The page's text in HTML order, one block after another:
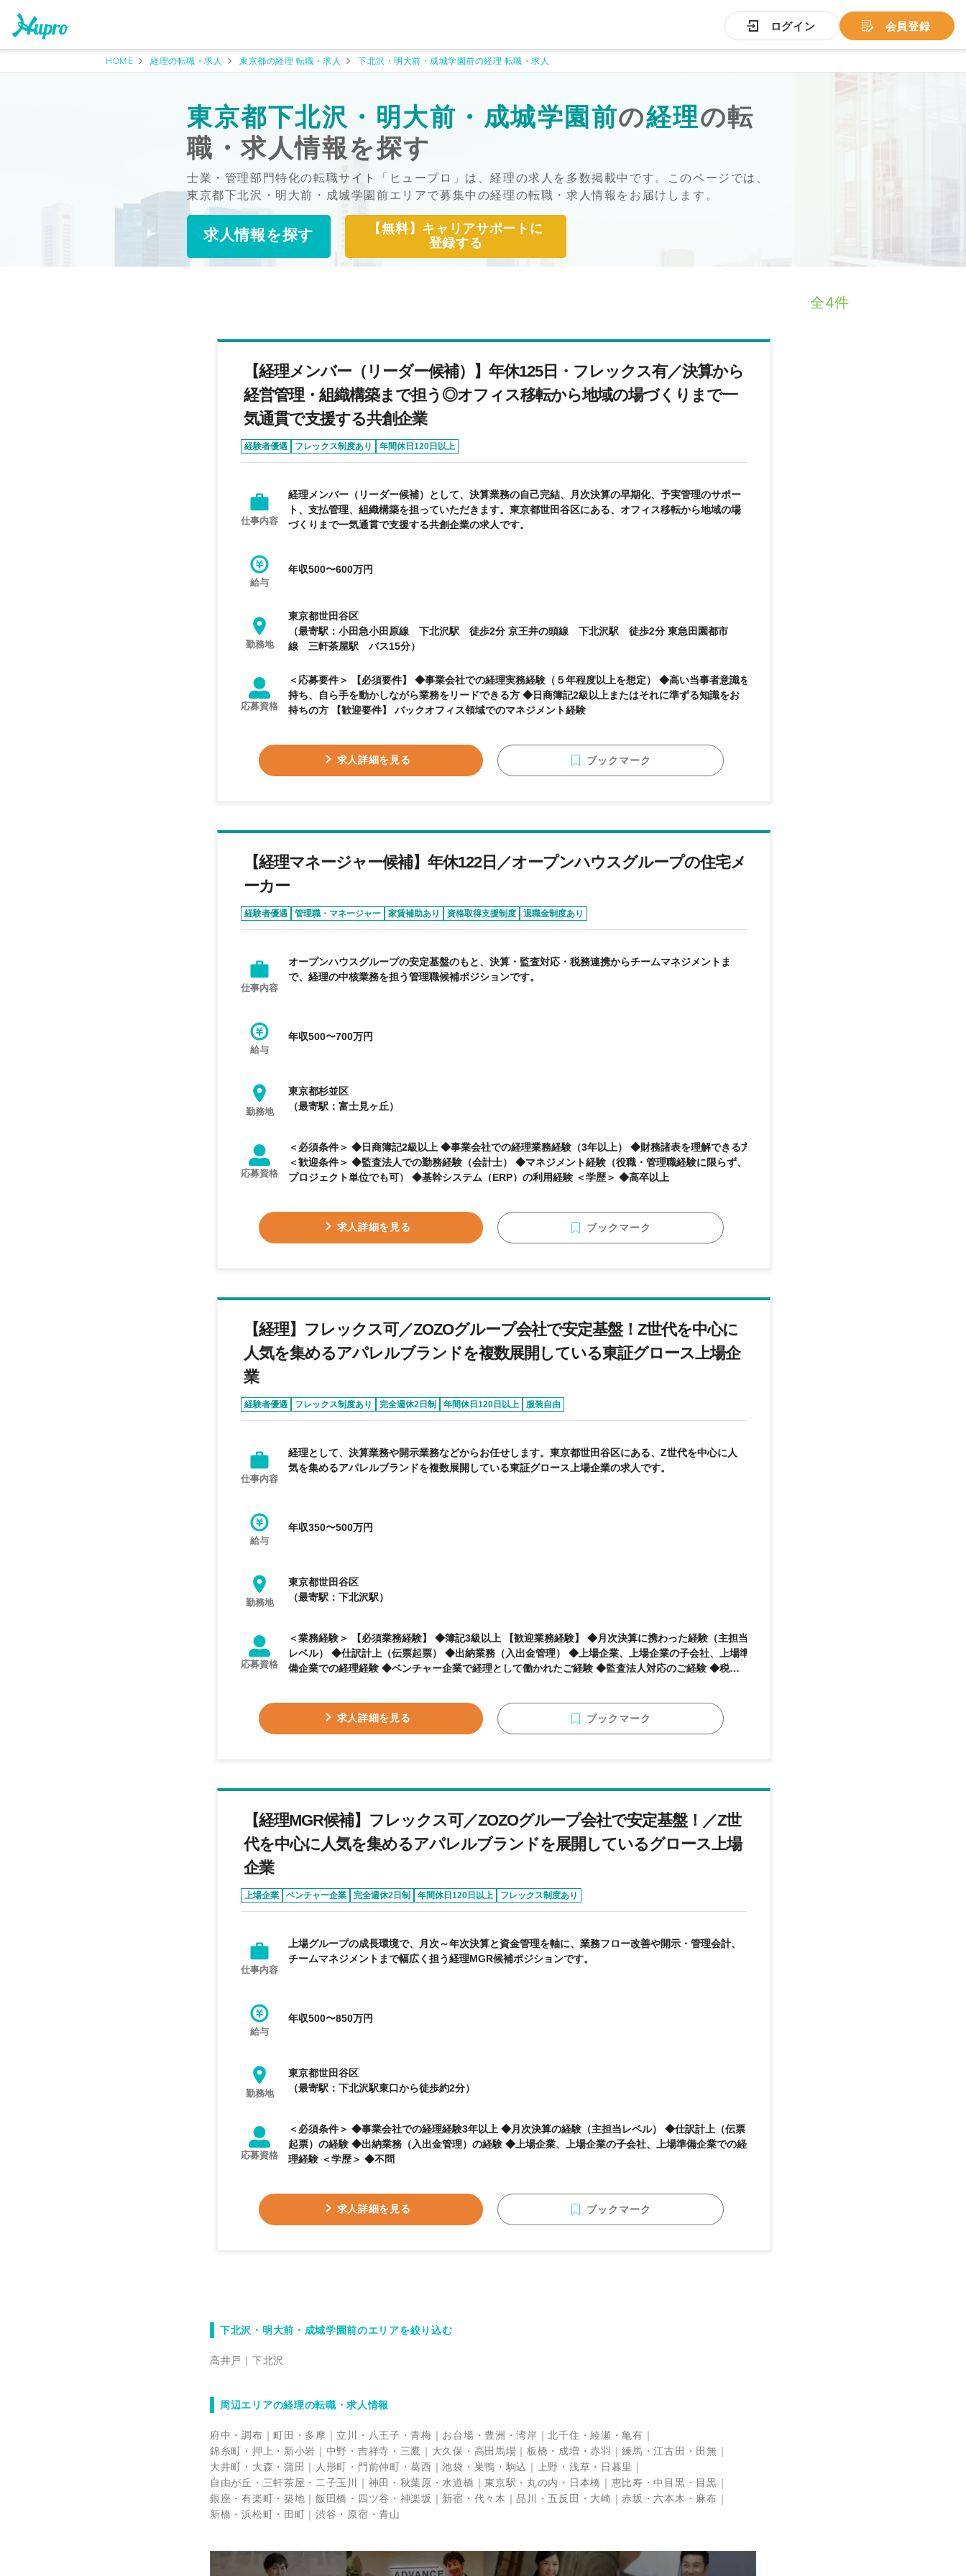
ログイン 会員登録
HOME 経理の転職・求人 東京都の経理 転職・求人 下北沢・明大前・成城学園前の経理 転職・求人
東京都下北沢・明大前・成城学園前の経理の転
職・求人情報を探す
士業・管理部門特化の転職サイト「ヒュープロ」は、経理の求人を多数掲載中です。このページでは、
東京都下北沢・明大前・成城学園前エリアで募集中の経理の転職・求人情報をお届けします。
求人情報を探す
【無料】キャリアサポートに
登録する
全4件
【経理メンバー（リーダー候補）】年休125日・フレックス有／決算から
経営管理・組織構築まで担う◎オフィス移転から地域の場づくりまで一
気通貫で支援する共創企業
経験者優遇 フレックス制度あり 年間休日120日以上
仕事内容
経理メンバー（リーダー候補）として、決算業務の自己完結、月次決算の早期化、予実管理のサポー
ト、支払管理、組織構築を担っていただきます。東京都世田谷区にある、オフィス移転から地域の場
づくりまで一気通貫で支援する共創企業の求人です。
給与
年収500〜600万円
勤務地
東京都世田谷区
（最寄駅：小田急小田原線 下北沢駅 徒歩2分 京王井の頭線 下北沢駅 徒歩2分 東急田園都市
線 三軒茶屋駅 バス15分）
応募資格
＜応募要件＞ 【必須要件】 ◆事業会社での経理実務経験（５年程度以上を想定） ◆高い当事者意識を
持ち、自ら手を動かしながら業務をリードできる方 ◆日商簿記2級以上またはそれに準ずる知識をお
持ちの方 【歓迎要件】 バックオフィス領域でのマネジメント経験
求人詳細を見る ブックマーク
【経理マネージャー候補】年休122日／オープンハウスグループの住宅メ
ーカー
経験者優遇 管理職・マネージャー 家賃補助あり 資格取得支援制度 退職金制度あり
仕事内容
オープンハウスグループの安定基盤のもと、決算・監査対応・税務連携からチームマネジメントま
で、経理の中核業務を担う管理職候補ポジションです。
給与
年収500〜700万円
勤務地
東京都杉並区
（最寄駅：富士見ヶ丘）
応募資格
＜必須条件＞ ◆日商簿記2級以上 ◆事業会社での経理業務経験（3年以上） ◆財務諸表を理解できる方
＜歓迎条件＞ ◆監査法人での勤務経験（会計士） ◆マネジメント経験（役職・管理職経験に限らず、
プロジェクト単位でも可） ◆基幹システム（ERP）の利用経験 ＜学歴＞ ◆高卒以上
求人詳細を見る ブックマーク
【経理】フレックス可／ZOZOグループ会社で安定基盤！Z世代を中心に
人気を集めるアパレルブランドを複数展開している東証グロース上場企
業
経験者優遇 フレックス制度あり 完全週休2日制 年間休日120日以上 服装自由
仕事内容
経理として、決算業務や開示業務などからお任せします。東京都世田谷区にある、Z世代を中心に人
気を集めるアパレルブランドを複数展開している東証グロース上場企業の求人です。
給与
年収350〜500万円
勤務地
東京都世田谷区
（最寄駅：下北沢駅）
応募資格
＜業務経験＞ 【必須業務経験】 ◆簿記3級以上 【歓迎業務経験】 ◆月次決算に携わった経験（主担当
レベル） ◆仕訳計上（伝票起票） ◆出納業務（入出金管理） ◆上場企業、上場企業の子会社、上場準
備企業での経理経験 ◆ベンチャー企業で経理として働かれたご経験 ◆監査法人対応のご経験 ◆税務申
対してポジティブに受け止め、柔軟に対応できる方 ◆チャレンジ精神があり、主体的にものごとを考
え、自ら行動できる方 ◆関係者を巻き込んで業務に取り組み、最後までやり切ることができる方
求人詳細を見る ブックマーク
【経理MGR候補】フレックス可／ZOZOグループ会社で安定基盤！／Z世
代を中心に人気を集めるアパレルブランドを展開しているグロース上場
企業
上場企業 ベンチャー企業 完全週休2日制 年間休日120日以上 フレックス制度あり
仕事内容
上場グループの成長環境で、月次～年次決算と資金管理を軸に、業務フロー改善や開示・管理会計、
チームマネジメントまで幅広く担う経理MGR候補ポジションです。
給与
年収500〜850万円
勤務地
東京都世田谷区
（最寄駅：下北沢駅東口から徒歩約2分）
応募資格
＜必須条件＞ ◆事業会社での経理経験3年以上 ◆月次決算の経験（主担当レベル） ◆仕訳計上（伝票
起票）の経験 ◆出納業務（入出金管理）の経験 ◆上場企業、上場企業の子会社、上場準備企業での経
理経験 ＜学歴＞ ◆不問
求人詳細を見る ブックマーク
下北沢・明大前・成城学園前のエリアを絞り込む
高井戸 下北沢
周辺エリアの経理の転職・求人情報
府中・調布 町田・多摩 立川・八王子・青梅 お台場・豊洲・湾岸
北千住・綾瀬・亀有
錦糸町・押上・新小岩
中野・吉祥寺・三鷹 大久保・高田馬場 板橋・成増・赤羽
練馬・江古田・田無
大井町・大森・蒲田
人形町・門前仲町・葛西 池袋・巣鴨・駒込
上野・浅草・日暮里
自由が丘・三軒茶屋・二子玉川
神田・秋葉原・水道橋 東京駅・丸の内・日本橋
恵比寿・中目黒・目黒
銀座・有楽町・築地
飯田橋・四ツ谷・神楽坂 新宿・代々木 品川・五反田・大崎
赤坂・六本木・麻布
新橋・浜松町・田町
渋谷・原宿・青山